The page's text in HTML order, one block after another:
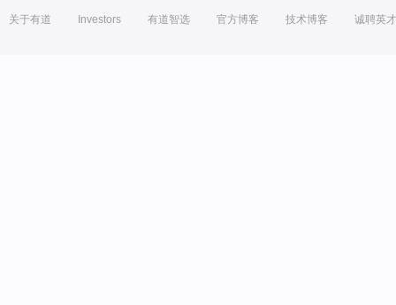
关于有道 Investors 有道智选 官方博客 技术博客 诚聘英才